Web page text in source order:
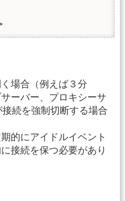
場合（例えば３分
ーバー、プロキシーサ
続を強制切断する場合
的にアイドルイベント
接続を保つ必要があり